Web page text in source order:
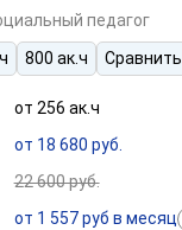
педагог
800 ак.ч Сравнить
от 256 ак.ч
от 18 680 руб.
22 600 руб.
от 1 557 руб в месяц